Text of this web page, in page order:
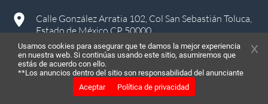
in
Calle González Arratia 102, Col San Sebastián Toluca,
Estado de México CP 50000
2026, Todos los derechos reservados
Usamos cookies para asegurar que te damos la mejor experiencia
en nuestra web. Si continúas usando este sitio, asumiremos que
estás de acuerdo con ello.
**Los anuncios dentro del sitio son responsabilidad del anunciante
Aceptar
Política de privacidad